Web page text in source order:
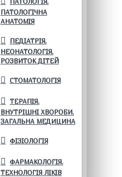
ПАТОЛОГІЧНА
АНАТОМІЯ
ПЕДІАТРІЯ.
НЕОНАТОЛОГІЯ.
РОЗВИТОК ДІТЕЙ
СТОМАТОЛОГІЯ
ТЕРАПІЯ.
ВНУТРІШНІ ХВОРОБИ.
ЗАГАЛЬНА МЕДИЦИНА
ФІЗІОЛОГІЯ
ФАРМАКОЛОГІЯ.
ТЕХНОЛОГІЯ ЛІКІВ